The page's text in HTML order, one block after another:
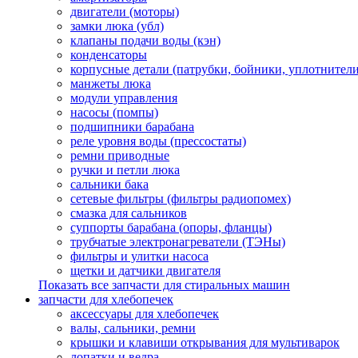
двигатели (моторы)
замки люка (убл)
клапаны подачи воды (кэн)
конденсаторы
корпусные детали (патрубки, бойники,
манжеты люка
модули управления
насосы (помпы)
подшипники барабана
реле уровня воды (прессостаты)
ремни приводные
ручки и петли люка
сальники бака
сетевые фильтры (фильтры радиопомех)
смазка для сальников
суппорты барабана (опоры, фланцы)
трубчатые электронагреватели (ТЭНы)
фильтры и улитки насоса
щетки и датчики двигателя
Показать все запчасти для стиральных машин
запчасти для хлебопечек
аксессуары для хлебопечек
валы, сальники, ремни
крышки и клавиши открывания для мультиварок